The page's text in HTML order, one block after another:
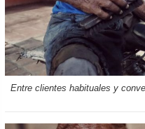
Entre clientes habituales y